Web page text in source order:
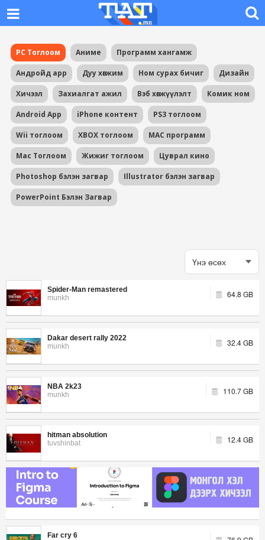
PC Тоглоом Аниме Программ хангамж
Андройд app Дуу хөгжим Ном сурах бичиг Дизайн
Хичээл Захиалгат ажил Вэб хөгжүүлэлт Комик ном
Android App iPhone контент PS3 тоглоом
Wii тоглоом XBOX тоглоом MAC программ
Mac Тоглоом Жижиг тоглоом Цуврал кино
Photoshop бэлэн загвар Illustrator бэлэн загвар
PowerPoint Бэлэн Загвар
Spider-Man remastered
munkh
64.8 GB
Dakar desert rally 2022
munkh
32.4 GB
NBA 2k23
munkh
110.7 GB
hitman absolution
tuvshinbat
12.4 GB
Far cry 6